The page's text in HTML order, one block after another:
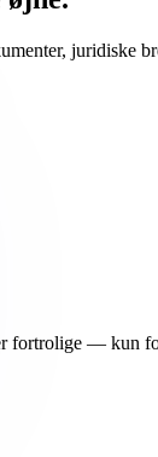
juridiske
fortrolige — kun